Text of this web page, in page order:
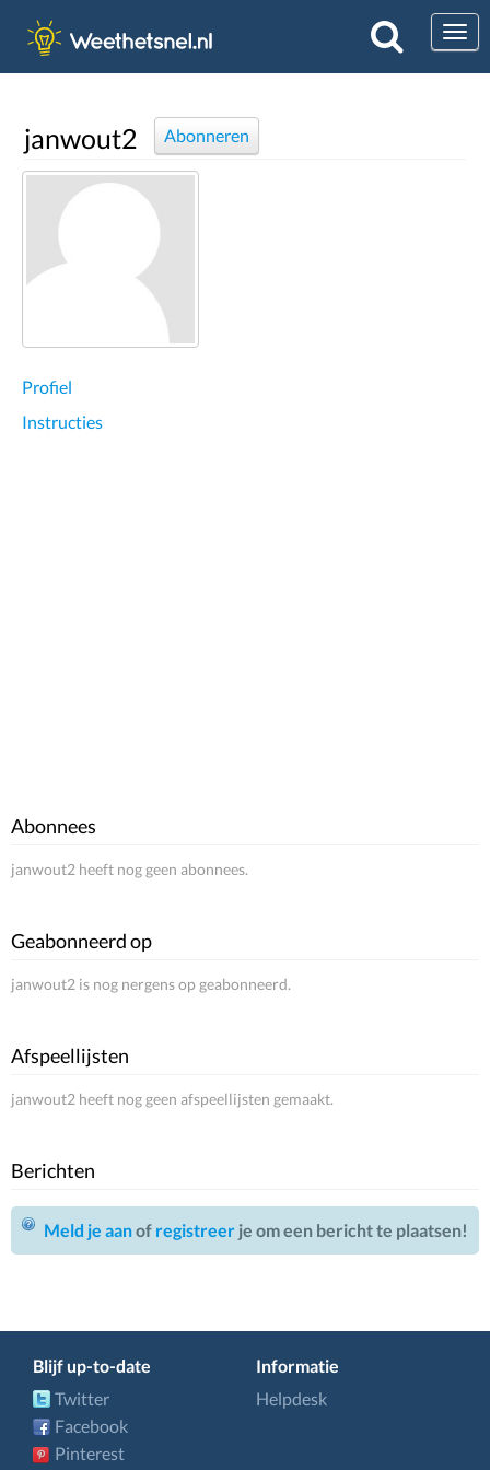
janwout2 Abonneren
Profiel
Instructies
Abonnees
janwout2 heeft nog geen abonnees.
Geabonneerd op
janwout2 is nog nergens op geabonneerd.
Afspeellijsten
janwout2 heeft nog geen afspeellijsten gemaakt.
Berichten
Meld je aanof registreer je om een bericht te plaatsen!
Blijf up-to-date
Twitter
Facebook
Pinterest
Informatie
Helpdesk